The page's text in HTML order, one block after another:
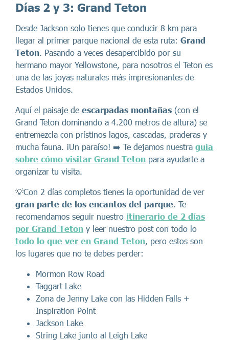
Días 2 y 3: Grand Teton
Desde Jackson solo tienes que conducir 8 km para
llegar al primer parque nacional de esta ruta: Grand
Teton. Pasando a veces desapercibido por su
hermano mayor Yellowstone, para nosotros el Teton es
una de las joyas naturales más impresionantes de
Estados Unidos.
Aquí el paisaje de escarpadas montañas (con el
Grand Teton dominando a 4.200 metros de altura) se
entremezcla con prístinos lagos, cascadas, praderas y
mucha fauna. ¡Un paraíso! ➡️ Te dejamos nuestra guía
sobre cómo visitar Grand Teton para ayudarte a
organizar tu visita.
💡Con 2 días completos tienes la oportunidad de ver
gran parte de los encantos del parque. Te
recomendamos seguir nuestro itinerario de 2 días
por Grand Teton y leer nuestro post con todo lo
todo lo que ver en Grand Teton, pero estos son
los lugares que no te debes perder:
Mormon Row Road
Taggart Lake
Zona de Jenny Lake con las Hidden Falls +
Inspiration Point
Jackson Lake
String Lake junto al Leigh Lake